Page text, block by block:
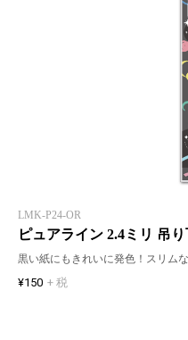
LMK-P24-OR
ピュアライン 2.4ミリ 吊
黒い紙にもきれいに発色！スリム
¥150 + 税